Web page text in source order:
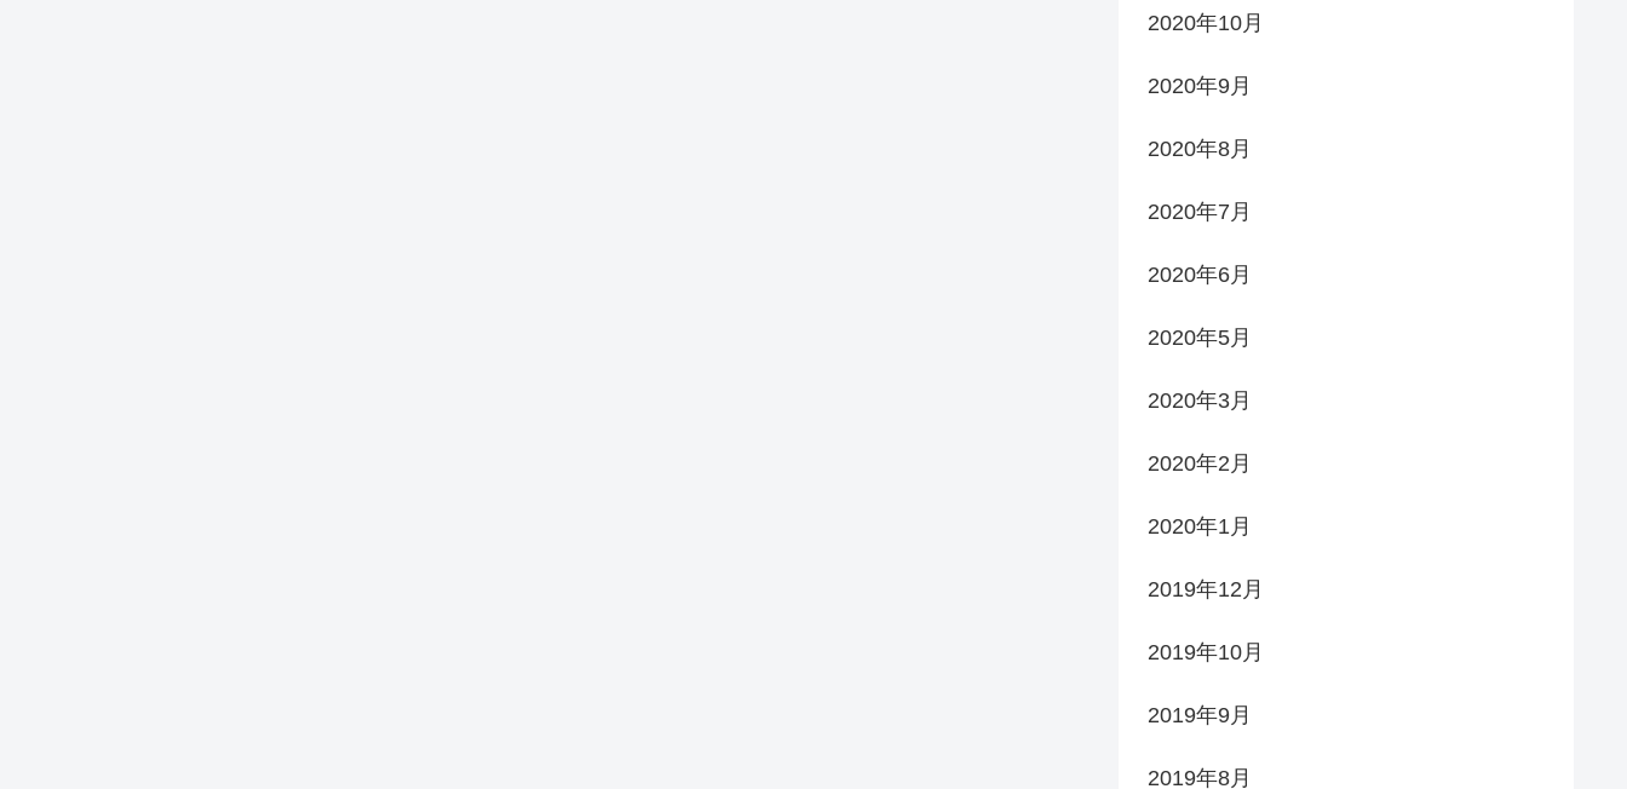
2020年10月
2020年9月
2020年8月
2020年7月
2020年6月
2020年5月
2020年3月
2020年2月
2020年1月
2019年12月
2019年10月
2019年9月
2019年8月